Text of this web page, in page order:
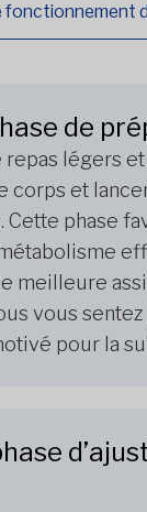
fonctionnement
de
repas légers
corps et
Cette phase
meilleure
vous
pour la